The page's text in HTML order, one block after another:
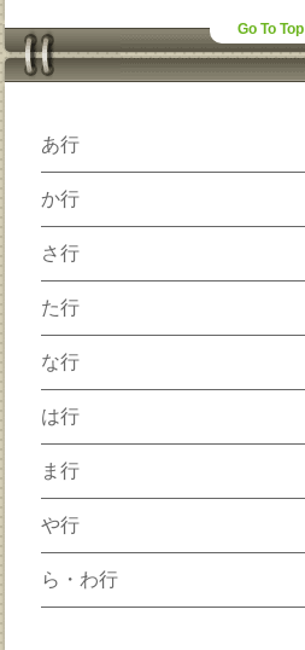
Go To Top
あ行
か行
さ行
た行
な行
は行
ま行
や行
ら・わ行